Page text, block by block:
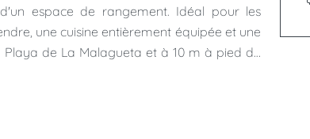
espace de rangement. Idéal pour les
une cuisine entièrement équipée et une
Playa de La Malagueta et à 10 m à pied du